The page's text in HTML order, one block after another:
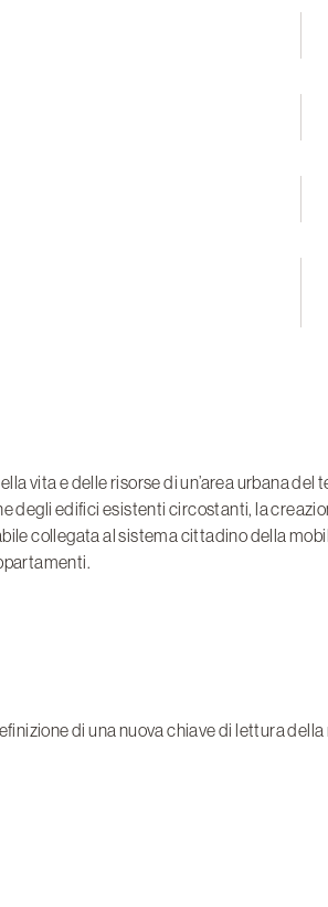
vita e delle risorse di un’area urbana
degli edifici esistenti circostanti, la
collegata al sistema cittadino della
di una nuova chiave di lettura